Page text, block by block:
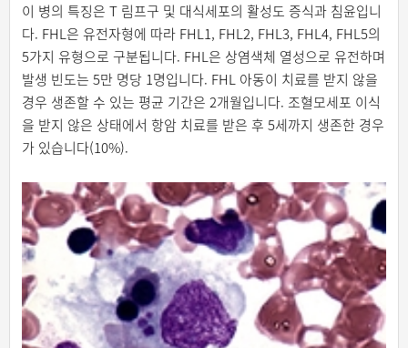
이 병의 특징은 T 림프구 및 대식세포의 활성도 증식과 침윤입니
다. FHL은 유전자형에 따라 FHL1, FHL2, FHL3, FHL4, FHL5의
5가지 유형으로 구분됩니다. FHL은 상염색체 열성으로 유전하며
발생 빈도는 5만 명당 1명입니다. FHL 아동이 치료를 받지 않을
경우 생존할 수 있는 평균 기간은 2개월입니다. 조혈모세포 이식
을 받지 않은 상태에서 항암 치료를 받은 후 5세까지 생존한 경우
가 있습니다(10%).